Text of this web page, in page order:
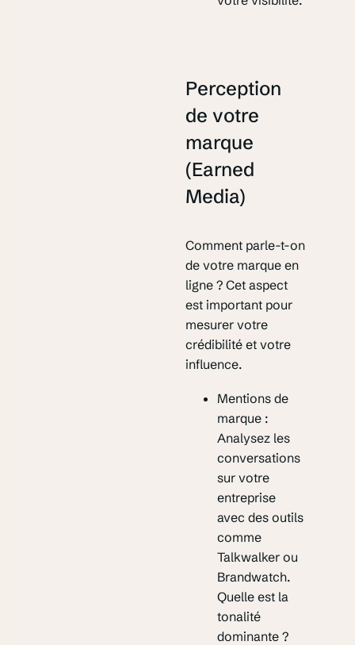
Perception
de votre
marque
(Earned
Media)
Comment parle-t-on
de votre marque en
ligne ? Cet aspect
est important pour
mesurer votre
crédibilité et votre
influence.
Mentions de
marque:
Analysez les
conversations
sur votre
entreprise
avec des outils
comme
Talkwalker ou
Brandwatch.
Quelle est la
tonalité
dominante ?